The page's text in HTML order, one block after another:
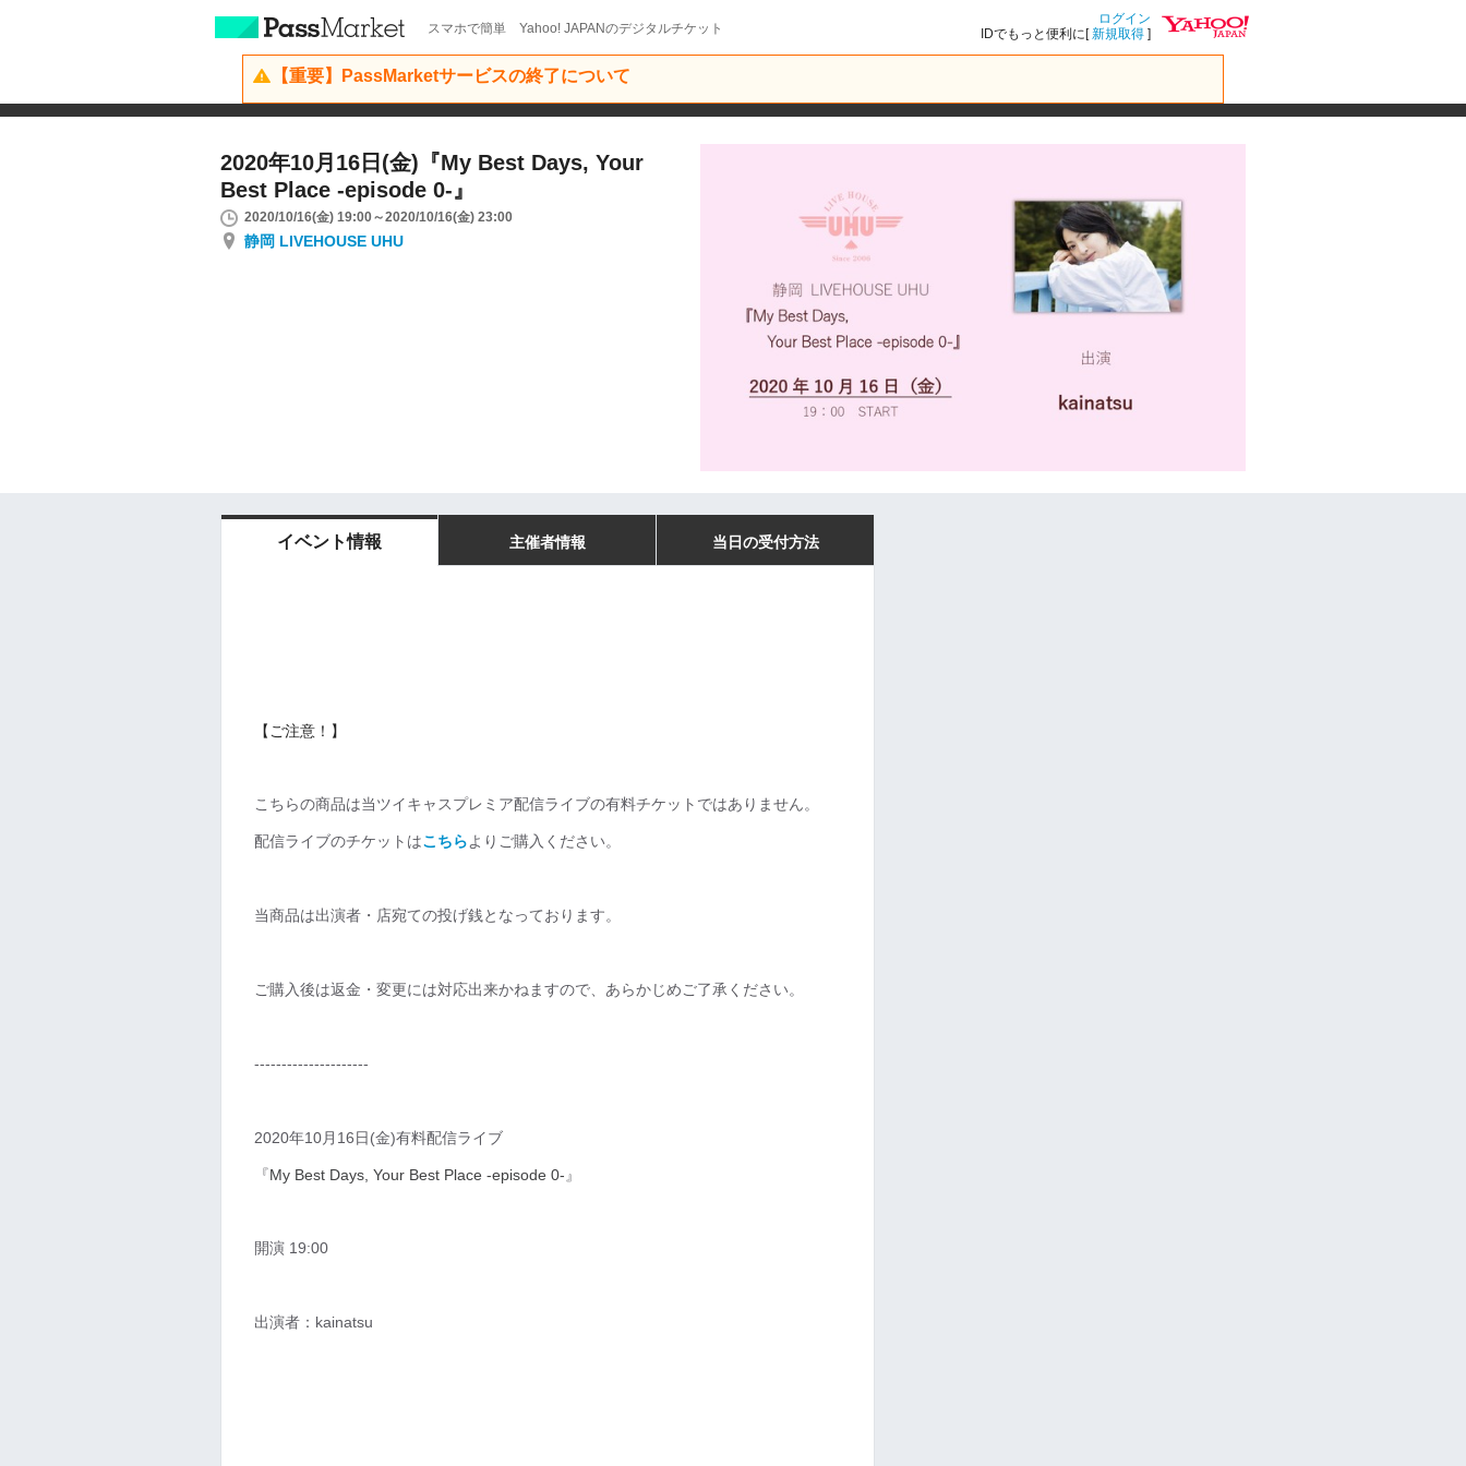
スマホで簡単 Yahoo! JAPANのデジタルチケット
ログイン
IDでもっと便利に[新規取得 ]
【重要】PassMarketサービスの終了について
2020年10月16日(金)『My Best Days, Your
Best Place -episode 0-』
2020/10/16(金) 19:00～2020/10/16(金) 23:00
静岡 LIVEHOUSE UHU
イベント情報 主催者情報 当日の受付方法
【ご注意！】
こちらの商品は当ツイキャスプレミア配信ライブの有料チケットではありません。
配信ライブのチケットはこちらよりご購入ください。
当商品は出演者・店宛ての投げ銭となっております。
ご購入後は返金・変更には対応出来かねますので、あらかじめご了承ください。
---------------------
2020年10月16日(金)有料配信ライブ
『My Best Days, Your Best Place -episode 0- 』
開演 19:00
出演者：kainatsu